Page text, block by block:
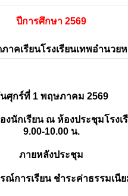
ปีการศึกษา 2569
าคเรียนโรงเรียนเทพอำนวย
ศุกร์ที่ 1 พฤษภาคม 2569
นักเรียน ณ ห้องประชุมโรงเรี
9.00-10.00 น.
ภายหลังประชุม
ณ์การเรียน ชำระค่าธรรมเนีย